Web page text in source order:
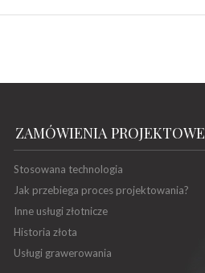
ZAMÓWIENIA PROJEKTOWE
Stosowana technologia
Jak przebiega proces projektowania?
Inne usługi złotnicze
Historia złota
Usługi grawerowania